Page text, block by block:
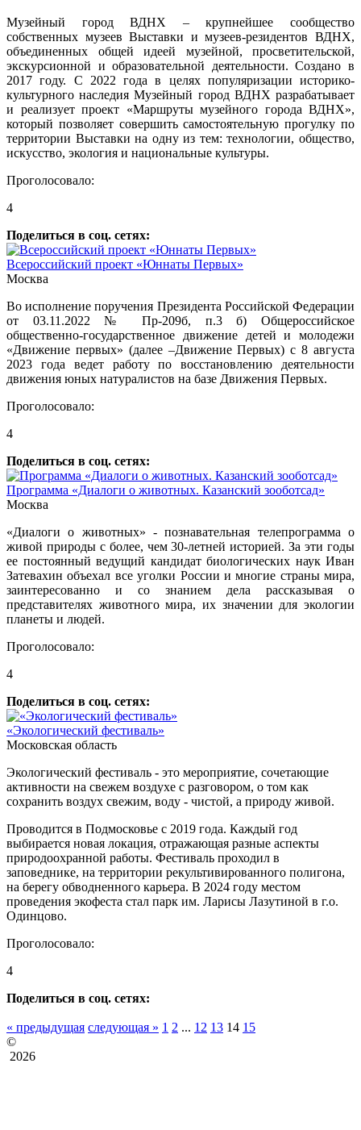
Музейный город ВДНХ – крупнейшее сообщество
собственных музеев Выставки и музеев-резидентов ВДНХ,
объединенных общей идеей музейной, просветительской,
экскурсионной и образовательной деятельности. Создано в
2017 году. С 2022 года в целях популяризации историко-
культурного наследия Музейный город ВДНХ разрабатывает
и реализует проект «Маршруты музейного города ВДНХ»,
который позволяет совершить самостоятельную прогулку по
территории Выставки на одну из тем: технологии, общество,
искусство, экология и национальные культуры.
Проголосовало:
4
Поделиться в соц. сетях:
Всероссийский проект «Юннаты Первых»
Москва
Во исполнение поручения Президента Российской Федерации
от 03.11.2022 № Пр-209б, п.3 б) Общероссийское
общественно-государственное движение детей и молодежи
«Движение первых» (далее –Движение Первых) с 8 августа
2023 года ведет работу по восстановлению деятельности
движения юных натуралистов на базе Движения Первых.
Проголосовало:
4
Поделиться в соц. сетях:
Программа «Диалоги о животных. Казанский зооботсад»
Москва
«Диалоги о животных» - познавательная телепрограмма о
живой природы с более, чем 30-летней историей. За эти годы
ее постоянный ведущий кандидат биологических наук Иван
Затевахин объехал все уголки России и многие страны мира,
заинтересованно и со знанием дела рассказывая о
представителях животного мира, их значении для экологии
планеты и людей.
Проголосовало:
4
Поделиться в соц. сетях:
«Экологический фестиваль»
Московская область
Экологический фестиваль - это мероприятие, сочетающие
активности на свежем воздухе с разговором, о том как
сохранить воздух свежим, воду - чистой, а природу живой.
Проводится в Подмосковье с 2019 года. Каждый год
выбирается новая локация, отражающая разные аспекты
природоохранной работы. Фестиваль проходил в
заповеднике, на территории рекультивированного полигона,
на берегу обводненного карьера. В 2024 году местом
проведения экофеста стал парк им. Ларисы Лазутиной в г.о.
Одинцово.
Проголосовало:
4
Поделиться в соц. сетях:
« предыдущая следующая » 1 2 ... 12 13 14 15
©
2026